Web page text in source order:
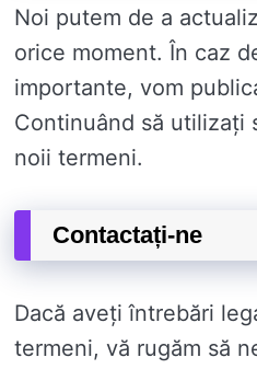
Noi putem de a
orice moment. În caz
importante, vom
Continuând să utilizați
noii termeni.
Contactați-ne
Dacă aveți întrebări
termeni, vă rugăm să